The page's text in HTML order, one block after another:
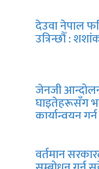
देउवा नेपाल
उत्रिन्छौँ :
जेनजी
घाइतेहरूसँग
कार्यान्वयन
वर्तमान